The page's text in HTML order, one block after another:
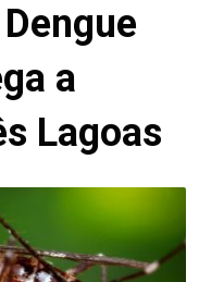
a
Lagoas